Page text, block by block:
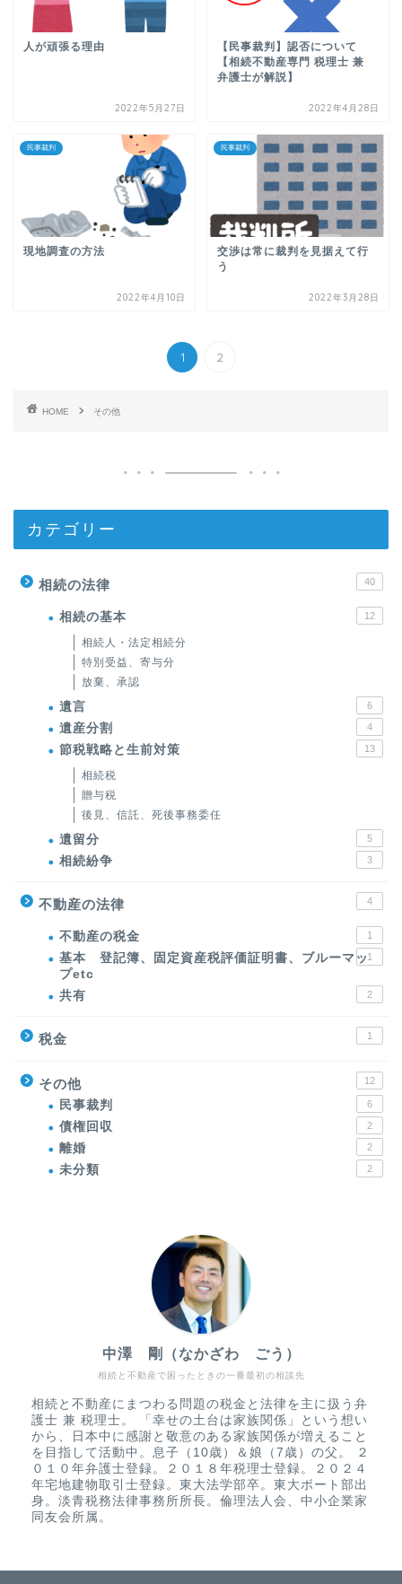
人が頑張る理由
2022年5月27日
【民事裁判】認否について
【相続不動産専門 税理士 兼
弁護士が解説】
2022年4月28日
民事裁判
現地調査の方法
2022年4月10日
民事裁判
交渉は常に裁判を見据えて行
う
2022年3月28日
1 2
HOME その他
カテゴリー
相続の法律 40
相続の基本 12
相続人・法定相続分
特別受益、寄与分
放棄、承認
遺言 6
遺産分割 4
節税戦略と生前対策 13
相続税
贈与税
後見、信託、死後事務委任
遺留分 5
相続紛争 3
不動産の法律 4
不動産の税金 1
基本 登記簿、固定資産税評価証明書、ブルーマッ
プetc
1
共有 2
税金 1
その他 12
民事裁判 6
債権回収 2
離婚 2
未分類 2
相続と不動産で困ったときの一番最初の相談先
中澤 剛（なかざわ ごう）
相続と不動産にまつわる問題の税金と法律を主に扱う弁
護士 兼 税理士。 「幸せの土台は家族関係」という想い
から、日本中に感謝と敬意のある家族関係が増えること
を目指して活動中。息子（10歳）＆娘（7歳）の父。 ２
０１０年弁護士登録。２０１８年税理士登録。２０２４
年宅地建物取引士登録。東大法学部卒。東大ボート部出
身。淡青税務法律事務所所長。倫理法人会、中小企業家
同友会所属。